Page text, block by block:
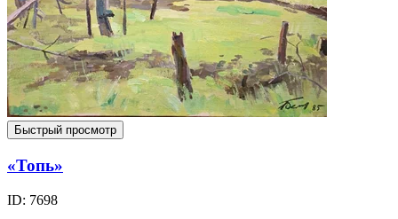
Быстрый просмотр
«Топь»
ID: 7698